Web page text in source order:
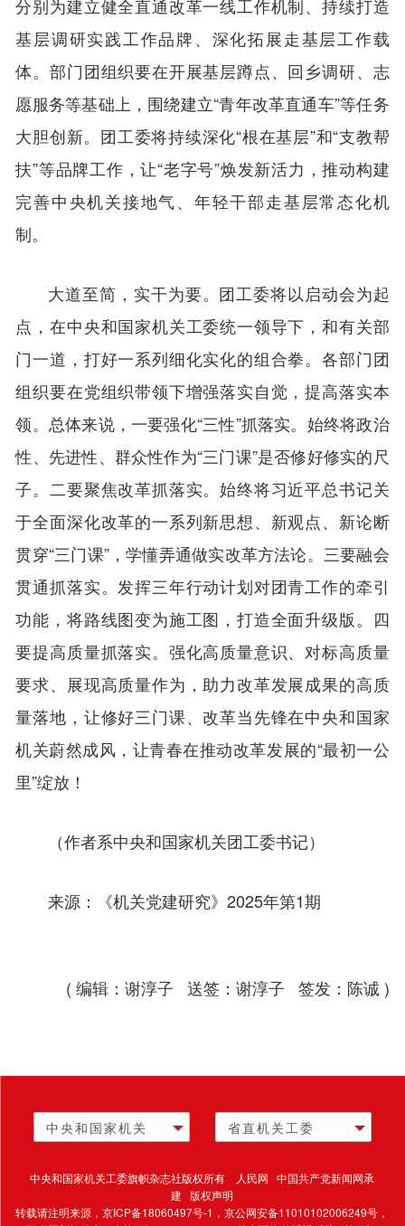
分别为建立健全直通改革一线工作机制、持续打造
基层调研实践工作品牌、深化拓展走基层工作载
体。部门团组织要在开展基层蹲点、回乡调研、志
愿服务等基础上，围绕建立“青年改革直通车”等任务
大胆创新。团工委将持续深化“根在基层”和“支教帮
扶”等品牌工作，让“老字号”焕发新活力，推动构建
完善中央机关接地气、年轻干部走基层常态化机
制。
大道至简，实干为要。团工委将以启动会为起
点，在中央和国家机关工委统一领导下，和有关部
门一道，打好一系列细化实化的组合拳。各部门团
组织要在党组织带领下增强落实自觉，提高落实本
领。总体来说，一要强化“三性”抓落实。始终将政治
性、先进性、群众性作为“三门课”是否修好修实的尺
子。二要聚焦改革抓落实。始终将习近平总书记关
于全面深化改革的一系列新思想、新观点、新论断
贯穿“三门课”，学懂弄通做实改革方法论。三要融会
贯通抓落实。发挥三年行动计划对团青工作的牵引
功能，将路线图变为施工图，打造全面升级版。四
要提高质量抓落实。强化高质量意识、对标高质量
要求、展现高质量作为，助力改革发展成果的高质
量落地，让修好三门课、改革当先锋在中央和国家
机关蔚然成风，让青春在推动改革发展的“最初一公
里”绽放！
（作者系中央和国家机关团工委书记）
来源：《机关党建研究》2025年第1期
( 编辑：谢淳子 送签：谢淳子 签发：陈诚 )
中央和国家机关 省直机关工委
中央和国家机关工委旗帜杂志社版权所有 人民网 中国共产党新闻网承
建 版权声明
转载请注明来源，京ICP备18060497号-1 ，京公网安备11010102006249号，